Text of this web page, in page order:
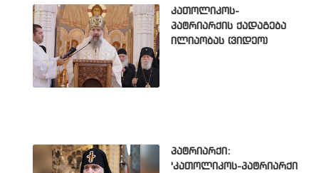
კათოლიკოს-
პატრიარქის ქადაგება
ილიაობას (ვიდეო)
პატრიარქი:
'კათოლიკოს-პატრიარქი